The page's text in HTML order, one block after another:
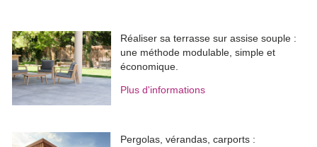
Réaliser sa terrasse sur assise souple :
une méthode modulable, simple et
économique.
Plus d'informations
Pergolas, vérandas, carports :